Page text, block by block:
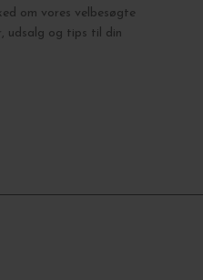
om vores velbesøgte
udsalg og tips til din